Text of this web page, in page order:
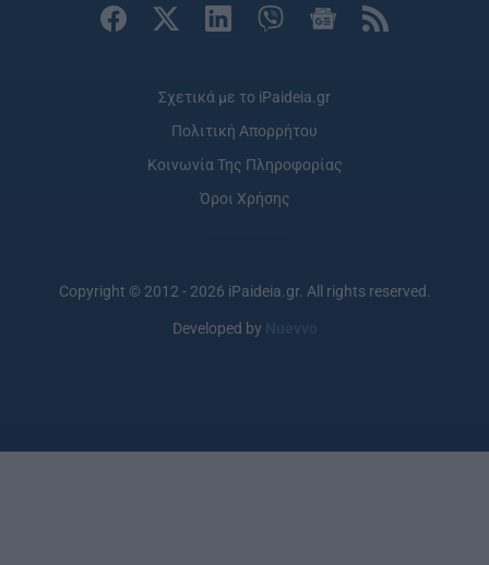
Σχετικά με το iPaideia.gr
Πολιτική Απορρήτου
Κοινωνία Της Πληροφορίας
Όροι Χρήσης
Copyright © 2012 - 2026 iPaideia.gr. All rights reserved.
Developed by